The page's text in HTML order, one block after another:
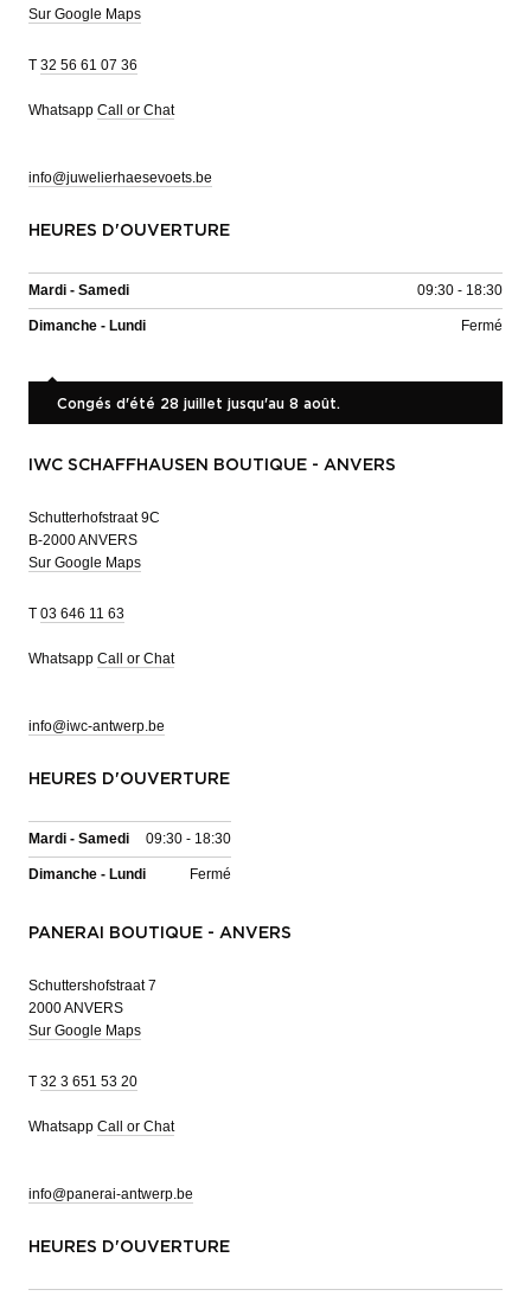
Sur Google Maps
T 32 56 61 07 36
Whatsapp Call or Chat
info@juwelierhaesevoets.be
HEURES D'OUVERTURE
Mardi - Samedi 09:30 - 18:30
Dimanche - Lundi Fermé
Congés d'été 28 juillet jusqu'au 8 août.
IWC SCHAFFHAUSEN BOUTIQUE - ANVERS
Schutterhofstraat 9C
B-2000 ANVERS
Sur Google Maps
T 03 646 11 63
Whatsapp Call or Chat
info@iwc-antwerp.be
HEURES D'OUVERTURE
Mardi - Samedi 09:30 - 18:30
Dimanche - Lundi Fermé
PANERAI BOUTIQUE - ANVERS
Schuttershofstraat 7
2000 ANVERS
Sur Google Maps
T 32 3 651 53 20
Whatsapp Call or Chat
info@panerai-antwerp.be
HEURES D'OUVERTURE